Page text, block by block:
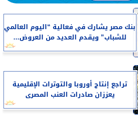
بنك مصر يشارك في فعالية “اليوم العالمي
للشباب” ويقدم العديد من العروض...
تراجع إنتاج أوروبا والتوترات الإقليمية
يعززان صادرات العنب المصرى